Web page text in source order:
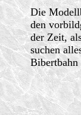
Die
den
der Zeit,
suchen
Bibertbahn